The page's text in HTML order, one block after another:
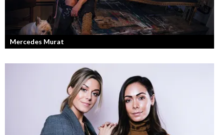
Mercedes Murat
Konstnären som balanserar känslofylld konst med hårt fysiskt arbete.